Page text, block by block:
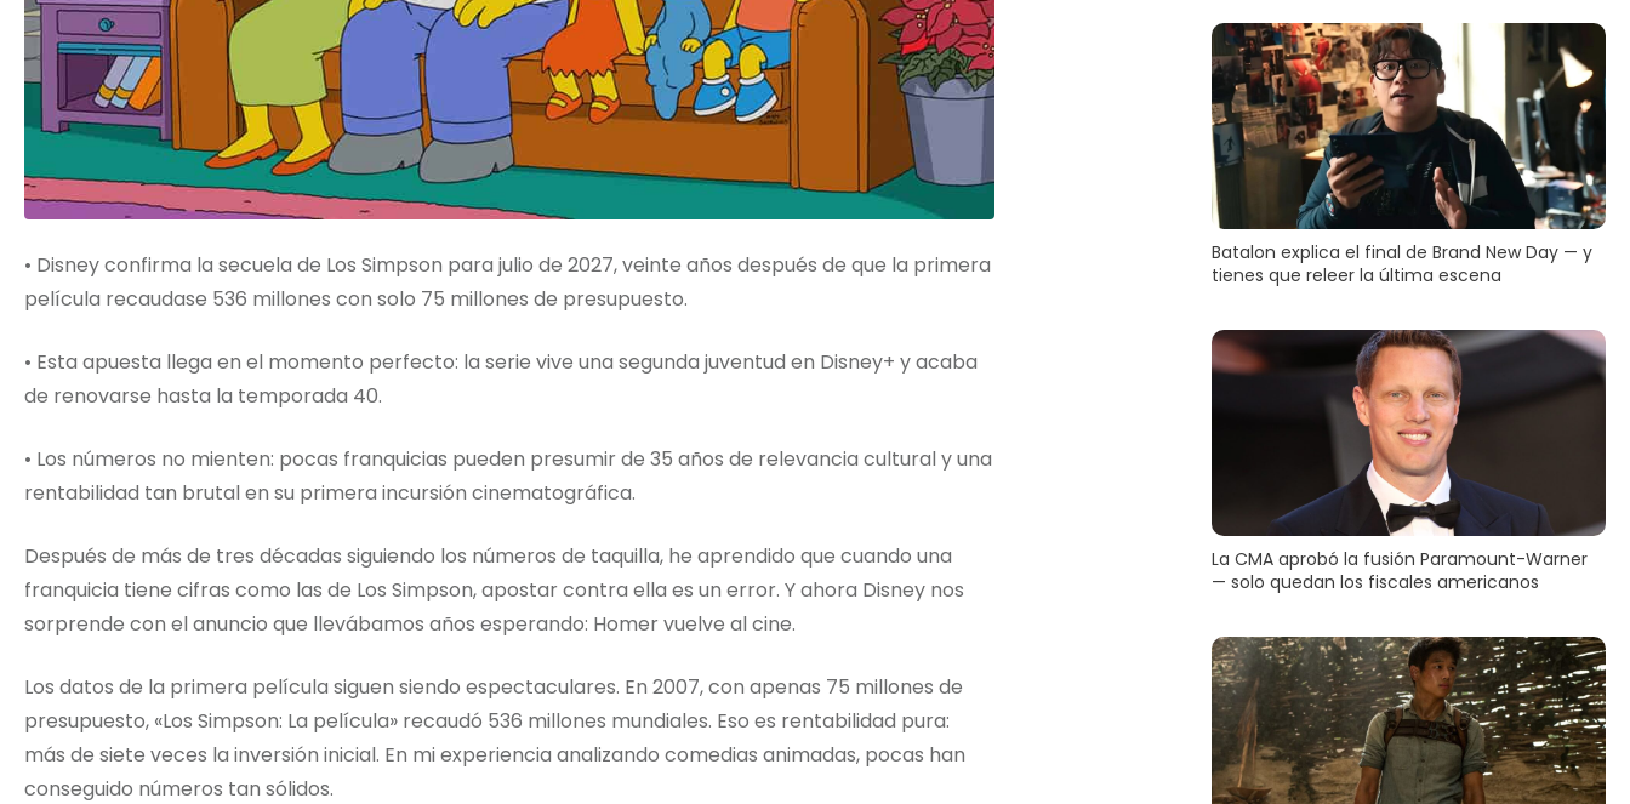
• Disney confirma la secuela de Los Simpson para julio de 2027, veinte años después de que la primera
película recaudase 536 millones con solo 75 millones de presupuesto.
• Esta apuesta llega en el momento perfecto: la serie vive una segunda juventud en Disney+ y acaba
de renovarse hasta la temporada 40.
• Los números no mienten: pocas franquicias pueden presumir de 35 años de relevancia cultural y una
rentabilidad tan brutal en su primera incursión cinematográfica.
Después de más de tres décadas siguiendo los números de taquilla, he aprendido que cuando una
franquicia tiene cifras como las de Los Simpson, apostar contra ella es un error. Y ahora Disney nos
sorprende con el anuncio que llevábamos años esperando: Homer vuelve al cine.
Los datos de la primera película siguen siendo espectaculares. En 2007, con apenas 75 millones de
presupuesto, «Los Simpson: La película» recaudó 536 millones mundiales. Eso es rentabilidad pura:
más de siete veces la inversión inicial. En mi experiencia analizando comedias animadas, pocas han
conseguido números tan sólidos.
Batalon explica el final de Brand New Day — y
tienes que releer la última escena
La CMA aprobó la fusión Paramount-Warner
— solo quedan los fiscales americanos